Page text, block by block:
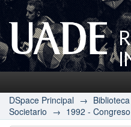
UADE
DSpace Principal → Biblioteca
Societario → 1992 -